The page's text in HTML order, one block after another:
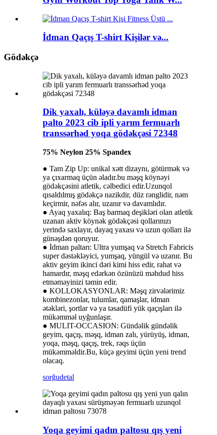
İdman Qaçış T-shirt Kişilər və...
Gödəkçə
Dik yaxalı, küləyə davamlı idman
palto 2023 cib ipli yarım fermuarlı
transsərhəd yoqa gödəkçəsi 72348
75% Neylon 25% Spandex
● Tam Zip Up: unikal xətt dizaynı, götürmək və
ya çıxarmaq üçün əladır.bu məşq köynəyi
gödəkçəsini atletik, cəlbedici edir.Uzunqol
qısaldılmış gödəkçə nazikdir, düz rənglidir, nəm
keçirmir, nəfəs alır, uzanır və davamlıdır.
● Ayaq yaxalıq: Baş barmaq deşikləri olan atletik
uzanan aktiv köynək gödəkçəsi qollarınızı
yerində saxlayır, dayaq yaxası və uzun qolları ilə
günəşdən qoruyur.
● İdman paltarı: Ultra yumşaq və Stretch Fabricis
super dəstəkləyici, yumşaq, yüngül və uzanır. Bu
aktiv geyim ikinci dəri kimi hiss edir, rahat və
hamardır, məşq edərkən özünüzü məhdud hiss
etməməyinizi təmin edir.
● KOLLOKASYONLAR: Məşq zirvələrimiz
kombinezonlar, tulumlar, qamaşlar, idman
ətəkləri, şortlar və ya təsadüfi yük qaçışları ilə
mükəmməl uyğunlaşır.
● MULIT-OCCASION: Gündəlik gündəlik
geyim, qaçış, məşq, idman zalı, yürüyüş, idman,
yoqa, məşq, qaçış, trek, rəqs üçün
mükəmməldir.Bu, küçə geyimi üçün yeni trend
olacaq.
sorğudetal
Yoqa geyimi qadın paltosu qış yeni